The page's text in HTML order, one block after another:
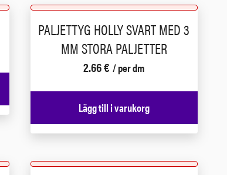
PALJETTYG HOLLY SVART MED 3
MM STORA PALJETTER
2.66€ / per dm
Lägg till i varukorg